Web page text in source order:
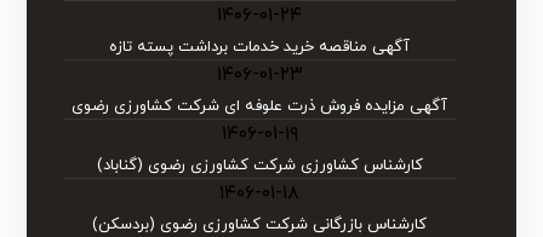
۱۴۰۶-۰۱-۲۴
آگهی مناقصه خرید خدمات برداشت پسته تازه
۱۴۰۶-۰۱-۲۳
آگهی مزایده فروش ذرت علوفه ای شرکت کشاورزی رضوی
۱۴۰۶-۰۱-۱۹
کارشناس کشاورزی شرکت کشاورزی رضوی (گناباد)
۱۴۰۶-۰۱-۱۸
کارشناس بازرگانی شرکت کشاورزی رضوی (بردسکن)